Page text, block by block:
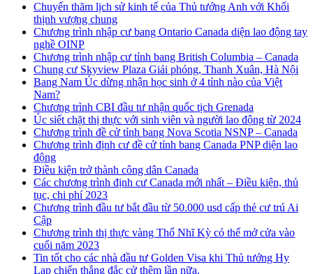
Chuyến thăm lịch sử kinh tế của Thủ tướng Anh với Khối
thịnh vượng chung
Chương trình nhập cư bang Ontario Canada diện lao động tay
nghề OINP
Chương trình nhập cư tỉnh bang British Columbia – Canada
Chung cư Skyview Plaza Giải phóng, Thanh Xuân, Hà Nội
Bang Nam Úc dừng nhận học sinh ở 4 tỉnh nào của Việt
Nam?
Chương trình CBI đầu tư nhận quốc tịch Grenada
Úc siết chặt thị thực với sinh viên và người lao động từ 2024
Chương trình đề cử tỉnh bang Nova Scotia NSNP – Canada
Chương trình định cư đề cử tỉnh bang Canada PNP diện lao
động
Điều kiện trở thành công dân Canada
Các chương trình định cư Canada mới nhất – Điều kiện, thủ
tục, chi phí 2023
Chương trình đầu tư bắt đầu từ 50.000 usd cấp thẻ cư trú Ai
Cập
Chương trình thị thực vàng Thổ Nhĩ Kỳ có thể mở cửa vào
cuối năm 2023
Tin tốt cho các nhà đầu tư Golden Visa khi Thủ tướng Hy
Lạp chiến thắng đắc cử thêm lần nữa.